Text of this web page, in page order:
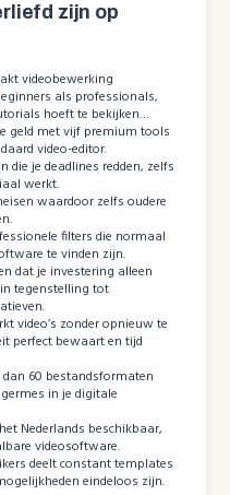
zijn op
videobewerking
als professionals,
hoeft te bekijken…
geld met vijf premium tools
video-editor.
die je deadlines redden, zelfs
werkt.
waardoor zelfs oudere
filters die normaal
te vinden zijn.
dat je investering alleen
tegenstelling tot
video’s zonder opnieuw te
perfect bewaart en tijd
60 bestandsformaten
in je digitale
Nederlands beschikbaar,
videosoftware.
deelt constant templates
eindeloos zijn.